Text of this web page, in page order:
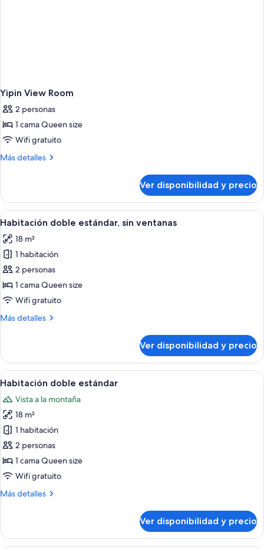
Yipin View Room
2 personas
1 cama Queen size
Wifi gratuito
Más detalles
Más
View
Room
Ver disponibilidad y precio
Ver
todas
las
fotos
de
Habitación
doble
sin
Una habitación de hotel con cama,
12
Habitación doble estándar, sin ventanas
18 m²
1 habitación
2 personas
1 cama Queen size
Wifi gratuito
Más detalles
Más
doble
estándar,
sin
Ver disponibilidad y precio
Ver
todas
las
fotos
de
Habitación
doble
estándar
Habitación de hotel con cama,
11
Habitación doble estándar
Vista a la montaña
18 m²
1 habitación
2 personas
1 cama Queen size
Wifi gratuito
Más detalles
Más
doble
estándar
Ver disponibilidad y precio